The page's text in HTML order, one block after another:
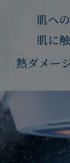
肌へ
肌に
熱ダメー